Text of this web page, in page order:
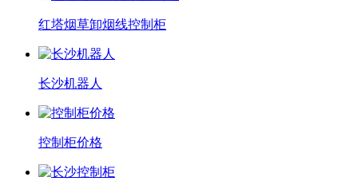
红塔烟草卸烟线控制柜
长沙机器人
控制柜价格